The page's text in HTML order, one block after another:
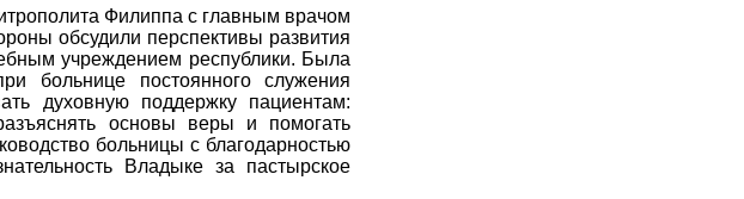
Филиппа с главным врачом
обсудили перспективы развития
учреждением республики. Была
больнице постоянного служения
духовную поддержку пациентам:
основы веры и помогать
больницы с благодарностью
Владыке за пастырское